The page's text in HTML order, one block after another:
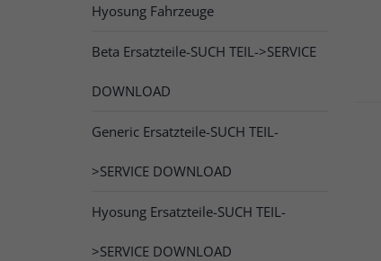
Hyosung Fahrzeuge
Beta Ersatzteile-SUCH TEIL->SERVICE
DOWNLOAD
Generic Ersatzteile-SUCH TEIL-
>SERVICE DOWNLOAD
Hyosung Ersatzteile-SUCH TEIL-
>SERVICE DOWNLOAD